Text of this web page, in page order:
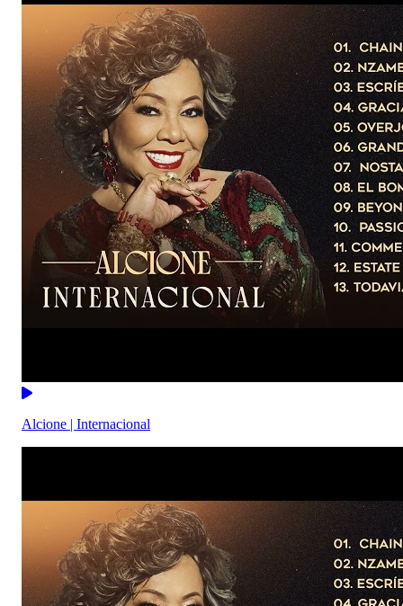
Alcione | Internacional